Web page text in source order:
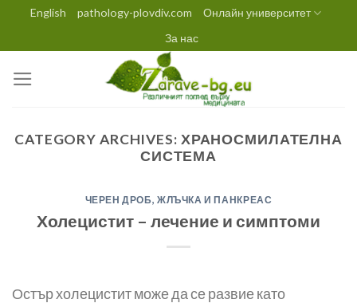
content
English pathology-plovdiv.com
Онлайн университет
За нас
CATEGORY ARCHIVES: ХРАНОСМИЛАТЕЛНА
СИСТЕМА
ЧЕРЕН ДРОБ, ЖЛЪЧКА И ПАНКРЕАС
Холецистит – лечение и симптоми
Остър холецистит може да се развие като